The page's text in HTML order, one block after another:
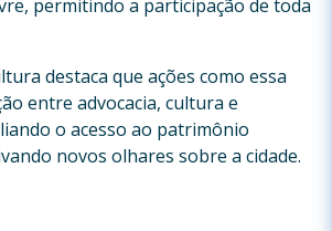
permitindo a participação de toda
destaca que ações como essa
entre advocacia, cultura e
o acesso ao patrimônio
novos olhares sobre a cidade.